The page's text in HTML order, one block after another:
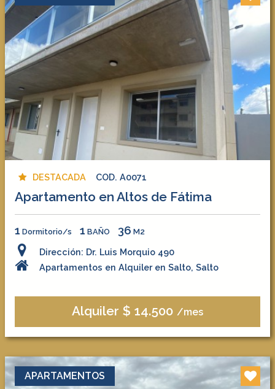
DESTACADA COD. A0071
Apartamento en Altos de Fátima
1 Dormitorio/s 1 BAÑO 36 M2
Dirección: Dr. Luis Morquio 490
Apartamentos en Alquiler en Salto, Salto
Alquiler $ 14.500 /mes
APARTAMENTOS